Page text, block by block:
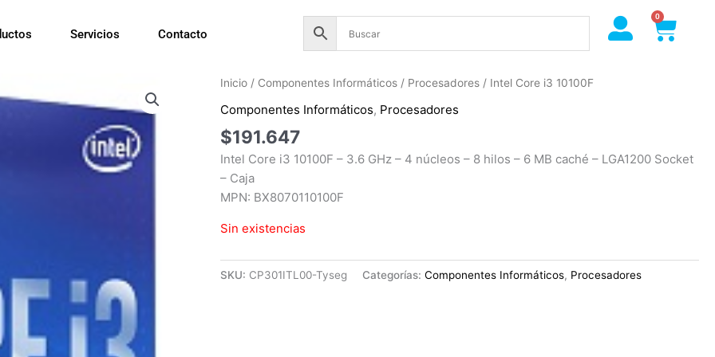
Servicios Contacto
0
Cart
Inicio / Componentes Informáticos / Procesadores / Intel Core i3 10100F
Componentes Informáticos, Procesadores
$191.647
Intel Core i3 10100F – 3.6 GHz – 4 núcleos – 8 hilos – 6 MB caché – LGA1200 Socket
– Caja
MPN: BX8070110100F
Sin existencias
SKU: CP301ITL00-Tyseg Categorías:Componentes Informáticos, Procesadores